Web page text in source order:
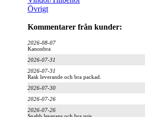
Övrigt
Kommentarer från kunder:
2026-08-07
Kanonbra
2026-07-31
2026-07-31
Rask leverande och bra packad.
2026-07-30
2026-07-26
2026-07-26